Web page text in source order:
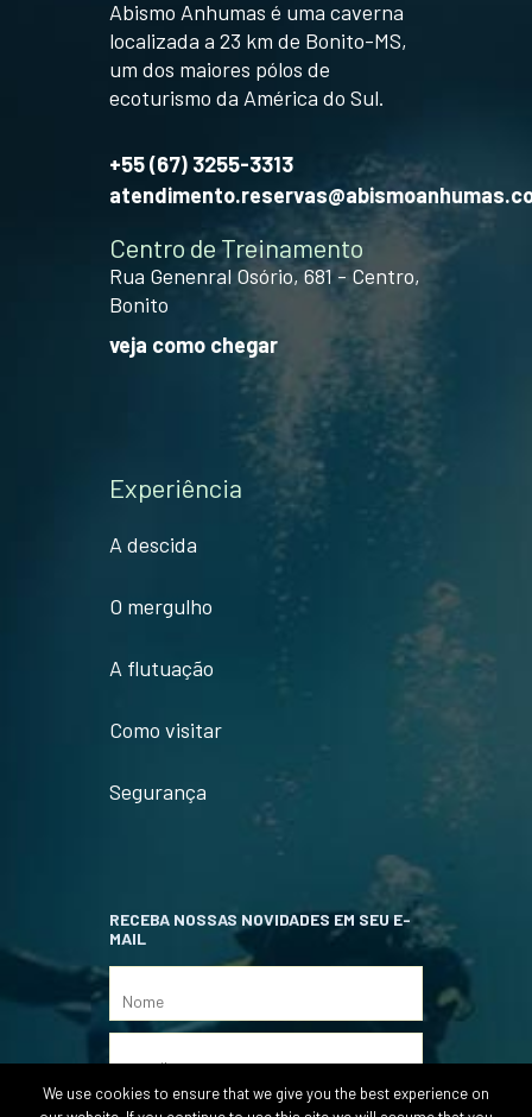
Abismo Anhumas é uma caverna
localizada a 23 km de Bonito-MS,
um dos maiores pólos de
ecoturismo da América do Sul.
+55 (67) 3255-3313
Centro de Treinamento
Rua Genenral Osório, 681 - Centro,
Bonito
veja como chegar
Experiência
A descida
O mergulho
A flutuação
Como visitar
Segurança
RECEBA NOSSAS NOVIDADES EM SEU E-
MAIL
We use cookies to ensure that we give you the best experience on